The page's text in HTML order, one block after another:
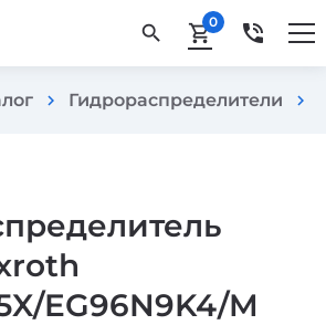
search shopping_cart0 phone_in_talk
chevron_right Гидрораспределители chevron_right
EG96N9K4/M